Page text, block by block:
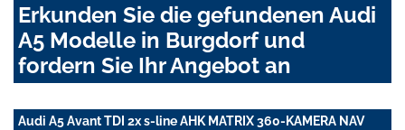
Erkunden Sie die gefundenen Audi
A5 Modelle in Burgdorf und
fordern Sie Ihr Angebot an
Audi A5 Avant TDI 2x s-line AHK MATRIX 360-KAMERA NAV